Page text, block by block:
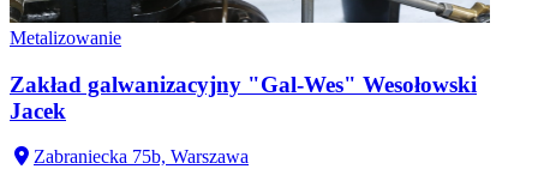
Metalizowanie
Zakład galwanizacyjny "Gal-Wes" Wesołowski
Jacek
Zabraniecka 75b, Warszawa